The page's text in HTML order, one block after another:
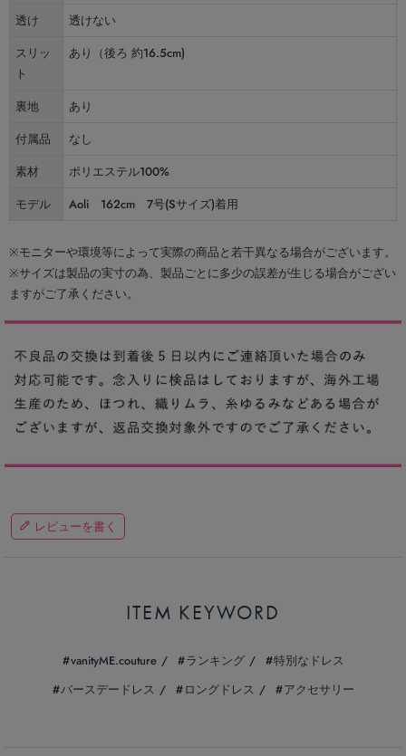
透け
透けない
スリッ
ト
あり（後ろ 約16.5cm)
裏地
あり
付属品
なし
素材
ポリエステル100%
モデル
Aoli 162cm 7号(Sサイズ)着用
※モニターや環境等によって実際の商品と若干異なる場合がございます。
※サイズは製品の実寸の為、製品ごとに多少の誤差が生じる場合がござい
ますがご了承ください。
レビューを書く
ITEM KEYWORD
vanityME.couture ランキング
特別なドレス
バースデードレス
ロングドレス アクセサリー